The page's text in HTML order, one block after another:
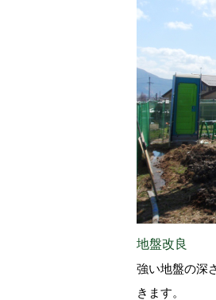
地盤改良
強い地盤の深
きます。